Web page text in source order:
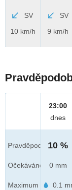
SV
10 km/h
SV
9 km/h
Pravděpod.
Očekáváno
Maximum
23:00
dnes
10 %
0 mm
0.1